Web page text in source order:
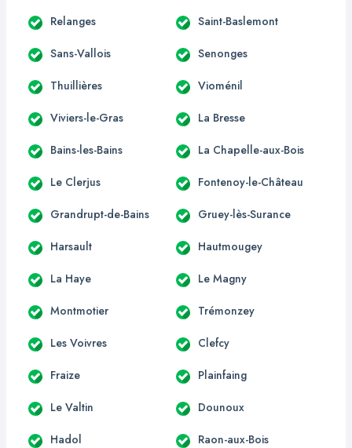
Relanges Saint-Baslemont
Sans-Vallois Senonges
Thuillières Vioménil
Viviers-le-Gras La Bresse
Bains-les-Bains La Chapelle-aux-Bois
Le Clerjus Fontenoy-le-Château
Grandrupt-de-Bains Gruey-lès-Surance
Harsault Hautmougey
La Haye Le Magny
Montmotier Trémonzey
Les Voivres Clefcy
Fraize Plainfaing
Le Valtin Dounoux
Hadol Raon-aux-Bois